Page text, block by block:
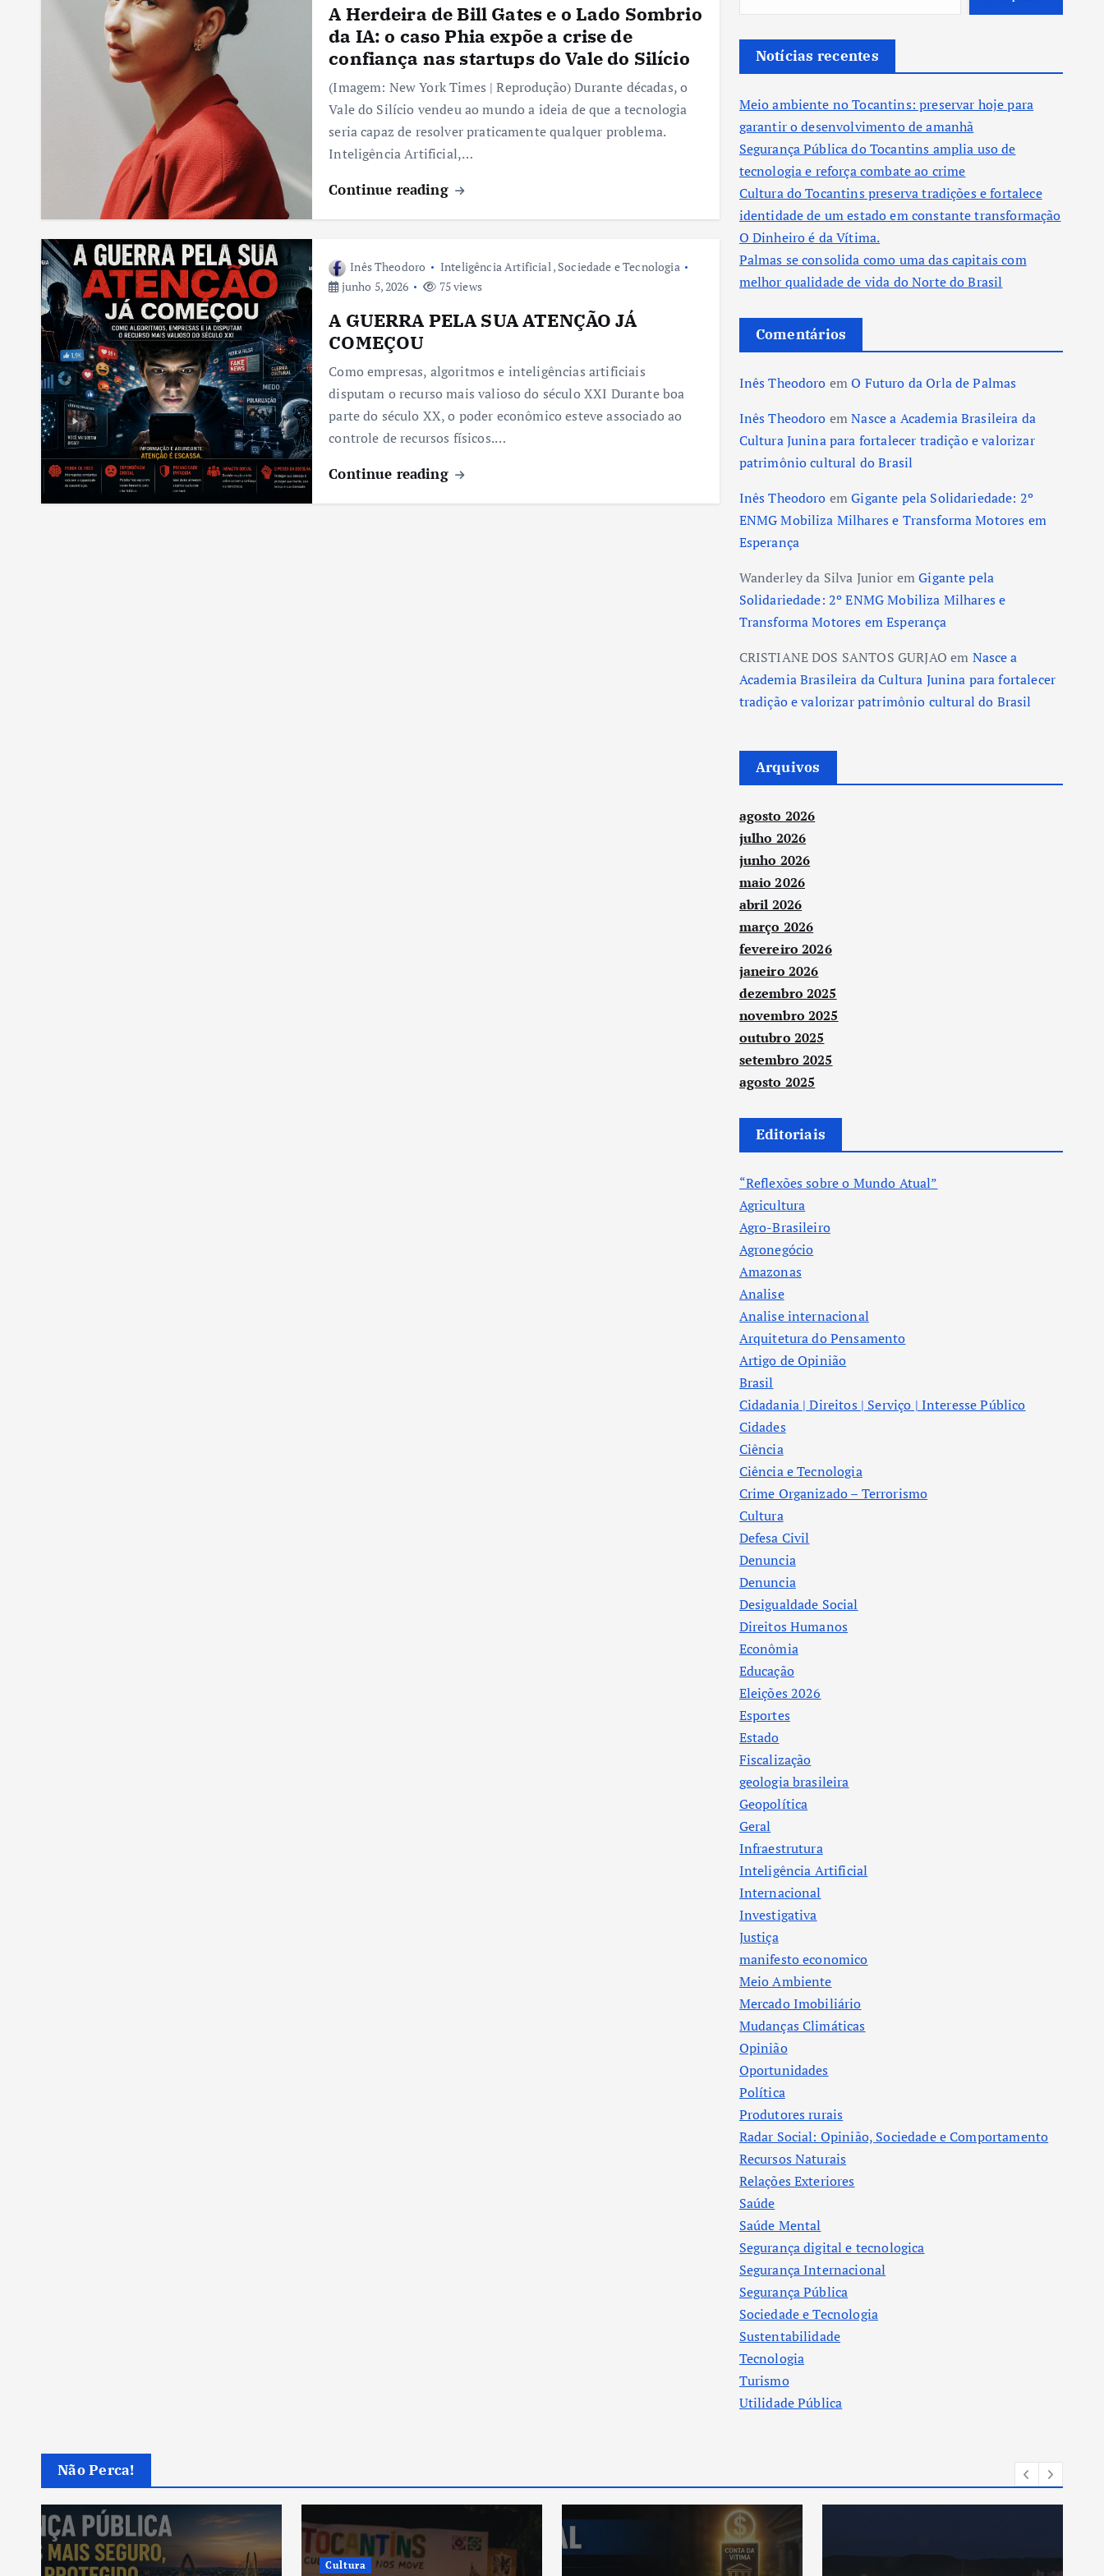
A Herdeira de Bill Gates e o Lado Sombrio
da IA: o caso Phia expõe a crise de
confiança nas startups do Vale do Silício
(Imagem: New York Times | Reprodução) Durante décadas, o
Vale do Silício vendeu ao mundo a ideia de que a tecnologia
seria capaz de resolver praticamente qualquer problema.
Inteligência Artificial,…
Continue reading
Inês Theodoro Inteligência Artificial, Sociedade e Tecnologia
junho 5, 2026
75 views
A GUERRA PELA SUA ATENÇÃO JÁ
COMEÇOU
Como empresas, algoritmos e inteligências artificiais
disputam o recurso mais valioso do século XXI Durante boa
parte do século XX, o poder econômico esteve associado ao
controle de recursos físicos.…
Continue reading
Notícias recentes
Meio ambiente no Tocantins: preservar hoje para
garantir o desenvolvimento de amanhã
Segurança Pública do Tocantins amplia uso de
tecnologia e reforça combate ao crime
Cultura do Tocantins preserva tradições e fortalece
identidade de um estado em constante transformação
O Dinheiro é da Vítima.
Palmas se consolida como uma das capitais com
melhor qualidade de vida do Norte do Brasil
Comentários
Inês Theodoro emO Futuro da Orla de Palmas
Inês Theodoro emNasce a Academia Brasileira da
Cultura Junina para fortalecer tradição e valorizar
patrimônio cultural do Brasil
Inês Theodoro emGigante pela Solidariedade: 2º
ENMG Mobiliza Milhares e Transforma Motores em
Esperança
Wanderley da Silva Junior emGigante pela
Solidariedade: 2º ENMG Mobiliza Milhares e
Transforma Motores em Esperança
CRISTIANE DOS SANTOS GURJAO em Nasce a
Academia Brasileira da Cultura Junina para fortalecer
tradição e valorizar patrimônio cultural do Brasil
Arquivos
agosto 2026
julho 2026
junho 2026
maio 2026
abril 2026
março 2026
fevereiro 2026
janeiro 2026
dezembro 2025
novembro 2025
outubro 2025
setembro 2025
agosto 2025
Editoriais
“Reflexões sobre o Mundo Atual”
Agricultura
Agro-Brasileiro
Agronegócio
Amazonas
Analise
Analise internacional
Arquitetura do Pensamento
Artigo de Opinião
Brasil
Cidadania | Direitos | Serviço | Interesse Público
Cidades
Ciência
Ciência e Tecnologia
Crime Organizado – Terrorismo
Cultura
Defesa Civil
Denuncia
Denuncia
Desigualdade Social
Direitos Humanos
Econômia
Educação
Eleições 2026
Esportes
Estado
Fiscalização
geologia brasileira
Geopolítica
Geral
Infraestrutura
Inteligência Artificial
Internacional
Investigativa
Justiça
manifesto economico
Meio Ambiente
Mercado Imobiliário
Mudanças Climáticas
Opinião
Oportunidades
Política
Produtores rurais
Radar Social: Opinião, Sociedade e Comportamento
Recursos Naturais
Relações Exteriores
Saúde
Saúde Mental
Segurança digital e tecnologica
Segurança Internacional
Segurança Pública
Sociedade e Tecnologia
Sustentabilidade
Tecnologia
Turismo
Utilidade Pública
Não Perca!
Cultura